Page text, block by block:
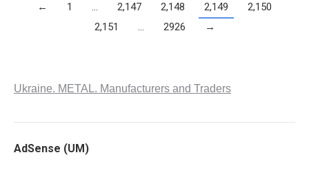
← 1 … 2,147 2,148 2,149
2,150
2,151
… 2926 →
Ukraine. METAL. Manufacturers and Traders
AdSense (UM)